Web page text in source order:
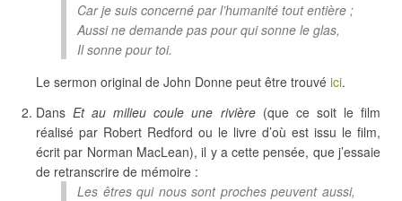
Car je suis concerné par l’humanité tout entière ;
Aussi ne demande pas pour qui sonne le glas,
Il sonne pour toi.
Le sermon original de John Donne peut être trouvé ici.
DansEt au milieu coule une rivière(que ce soit le film
réalisé par Robert Redford ou le livre d’où est issu le film,
écrit par Norman MacLean), il y a cette pensée, que j’essaie
de retranscrire de mémoire :
Les êtres qui nous sont proches peuvent aussi,